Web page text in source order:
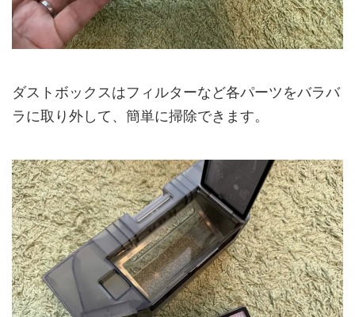
ダストボックスはフィルターなど各パーツをバラバ
ラに取り外して、簡単に掃除できます。